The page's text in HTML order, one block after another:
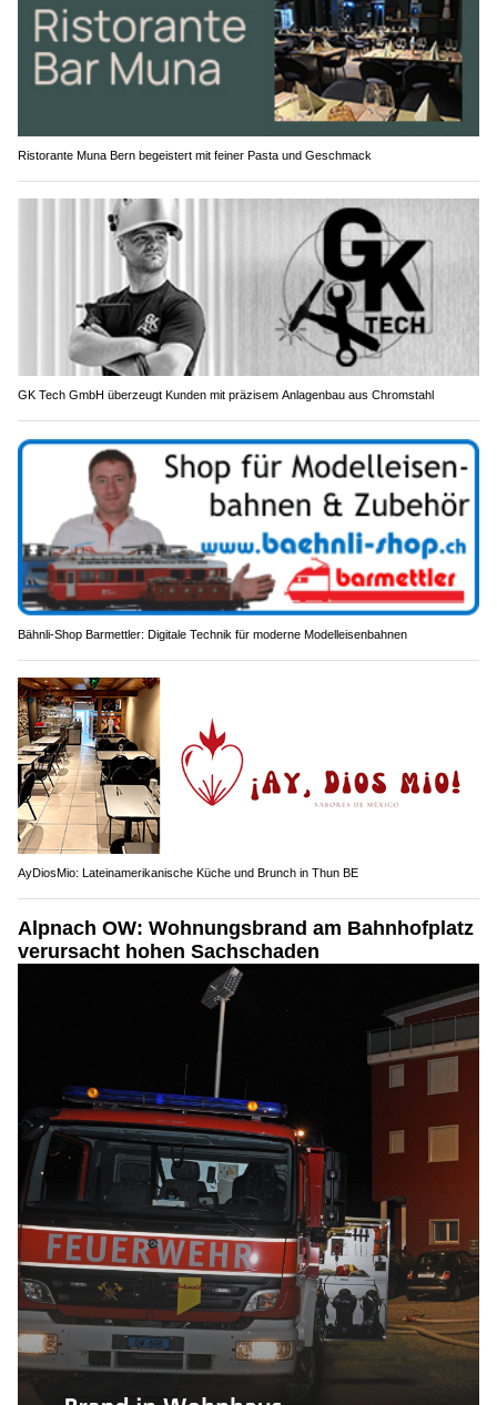
Ristorante Muna Bern begeistert mit feiner Pasta und Geschmack
GK Tech GmbH überzeugt Kunden mit präzisem Anlagenbau aus Chromstahl
Bähnli-Shop Barmettler: Digitale Technik für moderne Modelleisenbahnen
AyDiosMio: Lateinamerikanische Küche und Brunch in Thun BE
Alpnach OW: Wohnungsbrand am Bahnhofplatz
verursacht hohen Sachschaden